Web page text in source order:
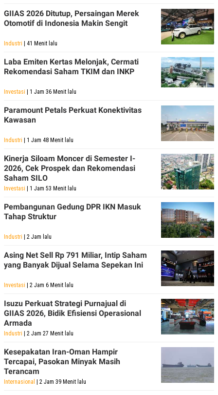
GIIAS 2026 Ditutup, Persaingan Merek
Otomotif di Indonesia Makin Sengit
Industri | 41 Menit lalu
Laba Emiten Kertas Melonjak, Cermati
Rekomendasi Saham TKIM dan INKP
Investasi | 1 Jam 36 Menit lalu
Paramount Petals Perkuat Konektivitas
Kawasan
Industri | 1 Jam 48 Menit lalu
Kinerja Siloam Moncer di Semester I-
2026, Cek Prospek dan Rekomendasi
Saham SILO
Investasi | 1 Jam 53 Menit lalu
Pembangunan Gedung DPR IKN Masuk
Tahap Struktur
Industri | 2 Jam lalu
Asing Net Sell Rp 791 Miliar, Intip Saham
yang Banyak Dijual Selama Sepekan Ini
Investasi | 2 Jam 6 Menit lalu
Isuzu Perkuat Strategi Purnajual di
GIIAS 2026, Bidik Efisiensi Operasional
Armada
Industri | 2 Jam 27 Menit lalu
Kesepakatan Iran-Oman Hampir
Tercapai, Pasokan Minyak Masih
Terancam
Internasional | 2 Jam 39 Menit lalu